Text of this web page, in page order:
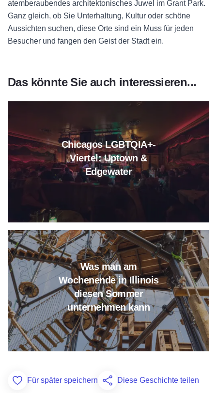
atemberaubendes architektonisches Juwel im Grant Park.
Ganz gleich, ob Sie Unterhaltung, Kultur oder schöne
Aussichten suchen, diese Orte sind ein Muss für jeden
Besucher und fangen den Geist der Stadt ein.
Das könnte Sie auch interessieren...
Chicagos LGBTQIA+-
Viertel: Uptown &
Edgewater
Lesen Sie mehr über
Was man am
Wochenende in Illinois
diesen Sommer
unternehmen kann
Erfahren Sie mehr darüber,
Add to Favorites
Für später speichern Diese Geschichte teilen